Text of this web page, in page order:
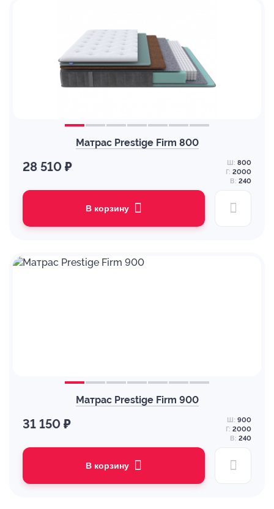
Матрас Prestige Firm 800
28 510 ₽ Ш: 800
Г: 2000
В: 240
В корзину
Матрас Prestige Firm 900
31 150 ₽ Ш: 900
Г: 2000
В: 240
В корзину